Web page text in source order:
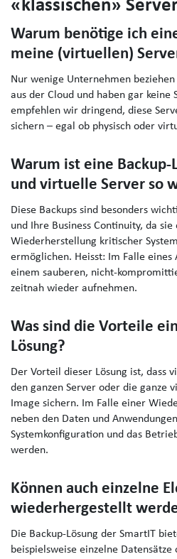
«klassischen»
Warum benötige ich
meine (virtuellen)
Nur wenige Unternehmen
aus der Cloud und haben gar keine
empfehlen wir dringend, diese
sichern – egal ob physisch oder
Warum ist eine Backup-
und virtuelle Server so
Diese Backups sind besonders
und Ihre Business Continuity, da sie
Wiederherstellung kritischer
ermöglichen. Heisst: Im Falle eines
einem sauberen, nicht-
zeitnah wieder aufnehmen.
Was sind die Vorteile
Lösung?
Der Vorteil dieser Lösung ist, dass
den ganzen Server oder die ganze
Image sichern. Im Falle einer
neben den Daten und
Systemkonfiguration und das
werden.
Können auch einzelne
wiederhergestellt
Die Backup-Lösung der SmartIT
beispielsweise einzelne Datensätze